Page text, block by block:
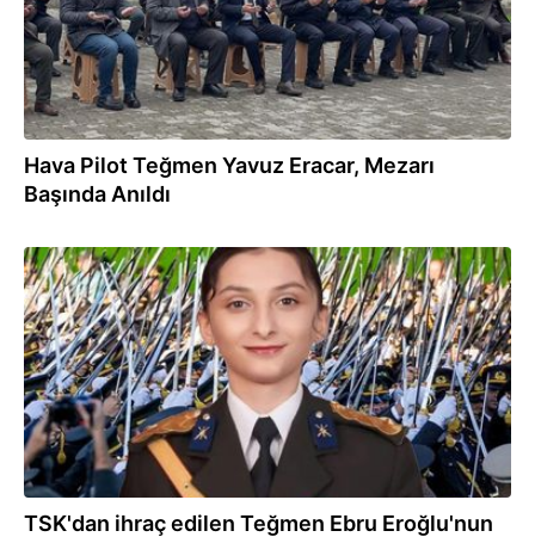
Hava Pilot Teğmen Yavuz Eracar, Mezarı
Başında Anıldı
24.03.2026
TSK'dan ihraç edilen Teğmen Ebru Eroğlu'nun